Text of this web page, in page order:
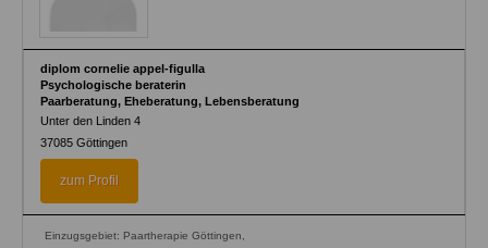
diplom cornelie appel-figulla
Psychologische beraterin
Paarberatung, Eheberatung, Lebensberatung
Unter den Linden 4
37085 Göttingen
zum Profil
Einzugsgebiet: Paartherapie Göttingen,